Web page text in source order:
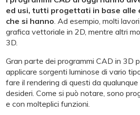
ed usi, tutti progettati in base alle
che si hanno. Ad esempio, molti
grafica vettoriale in 2D, mentre altri
3D.
Gran parte dei programmi CAD in 3D
applicare sorgenti luminose di vario
fare il rendering di questi da
desideri. Come si può notare, sono
e con molteplici funzioni.